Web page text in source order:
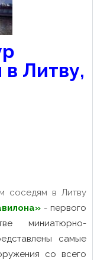
в Литву,
соседям в Литву
- первого
миниатюрно-
самые
со всего